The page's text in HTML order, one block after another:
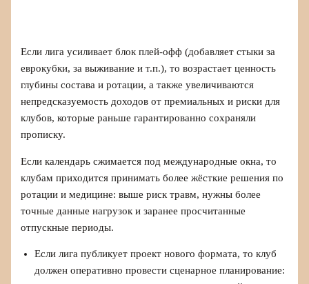
Если лига усиливает блок плей‑офф (добавляет стыки за
еврокубки, за выживание и т.п.), то возрастает ценность
глубины состава и ротации, а также увеличиваются
непредсказуемость доходов от премиальных и риски для
клубов, которые раньше гарантированно сохраняли
прописку.
Если календарь сжимается под международные окна, то
клубам приходится принимать более жёсткие решения по
ротации и медицине: выше риск травм, нужны более
точные данные нагрузок и заранее просчитанные
отпускные периоды.
Если лига публикует проект нового формата, то клуб
должен оперативно провести сценарное планирование: